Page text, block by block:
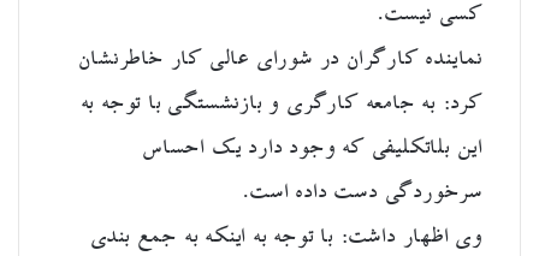
کسی نیست.
نماینده کارگران در شورای عالی کار خاطرنشان
کرد: به جامعه کارگری و بازنشستگی با توجه به
این بلاتکلیفی که وجود دارد یک احساس
سرخوردگی دست داده است.
وی اظهار داشت: با توجه به اینکه به جمع بندی